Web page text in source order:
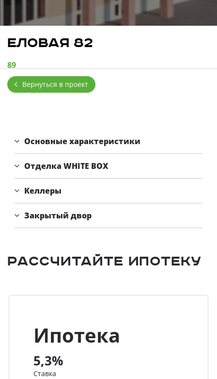
ЕЛОВАЯ 82
89
квартир в продаже
4,11
Вернуться в проект
Основные характеристики
Отделка WHITE BOX
Келлеры
Закрытый двор
Рассчитайте ипотеку
Ипотека
5,3%
Ставка